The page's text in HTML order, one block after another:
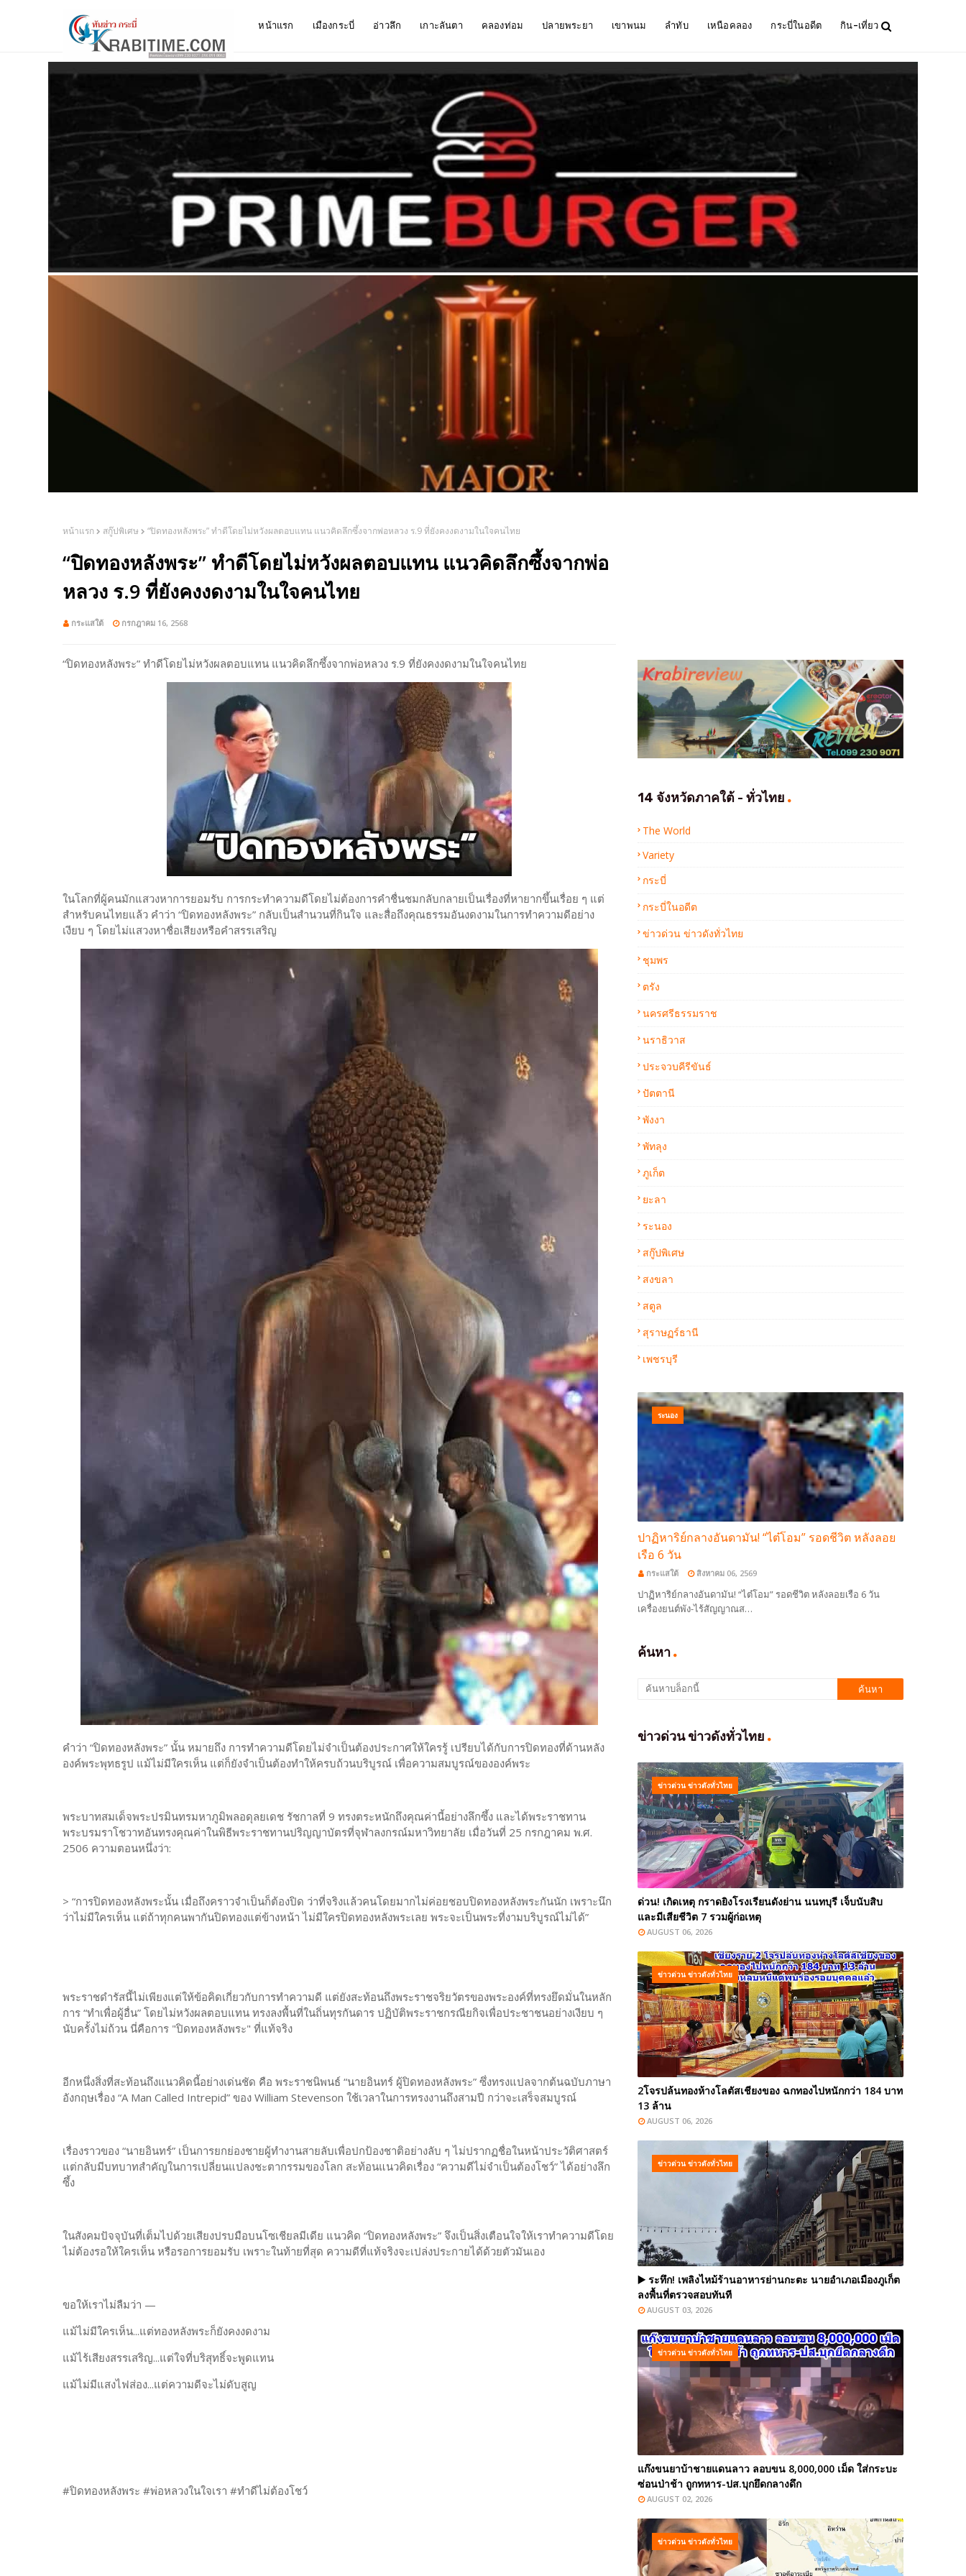
หน้าแรก เมืองกระบี่ อ่าวลึก เกาะลันตา คลองท่อม ปลายพระยา เขาพนม ลำทับ เหนือคลอง กระบี่ในอดีต กิน-เที่ยว
หน้าแรก สกู๊ปพิเศษ “ปิดทองหลังพระ” ทำดีโดยไม่หวังผลตอบแทน แนวคิดลึกซึ้งจากพ่อหลวง ร.9 ที่ยังคงงดงามในใจคนไทย
“ปิดทองหลังพระ” ทำดีโดยไม่หวังผลตอบแทน แนวคิดลึกซึ้งจากพ่อ
หลวง ร.9 ที่ยังคงงดงามในใจคนไทย
กระแสใต้ กรกฎาคม 16, 2568
“ปิดทองหลังพระ” ทำดีโดยไม่หวังผลตอบแทน แนวคิดลึกซึ้งจากพ่อหลวง ร.9 ที่ยังคงงดงามในใจคนไทย
ในโลกที่ผู้คนมักแสวงหาการยอมรับ การกระทำความดีโดยไม่ต้องการคำชื่นชมกลับกลายเป็นเรื่องที่หายากขึ้นเรื่อย ๆ แต่
สำหรับคนไทยแล้ว คำว่า “ปิดทองหลังพระ” กลับเป็นสำนวนที่กินใจ และสื่อถึงคุณธรรมอันงดงามในการทำความดีอย่าง
เงียบ ๆ โดยไม่แสวงหาชื่อเสียงหรือคำสรรเสริญ
คำว่า “ปิดทองหลังพระ” นั้น หมายถึง การทำความดีโดยไม่จำเป็นต้องประกาศให้ใครรู้ เปรียบได้กับการปิดทองที่ด้านหลัง
องค์พระพุทธรูป แม้ไม่มีใครเห็น แต่ก็ยังจำเป็นต้องทำให้ครบถ้วนบริบูรณ์ เพื่อความสมบูรณ์ขององค์พระ
พระบาทสมเด็จพระปรมินทรมหาภูมิพลอดุลยเดช รัชกาลที่ 9 ทรงตระหนักถึงคุณค่านี้อย่างลึกซึ้ง และได้พระราชทาน
พระบรมราโชวาทอันทรงคุณค่าในพิธีพระราชทานปริญญาบัตรที่จุฬาลงกรณ์มหาวิทยาลัย เมื่อวันที่ 25 กรกฎาคม พ.ศ.
2506 ความตอนหนึ่งว่า:
> “การปิดทองหลังพระนั้น เมื่อถึงคราวจำเป็นก็ต้องปิด ว่าที่จริงแล้วคนโดยมากไม่ค่อยชอบปิดทองหลังพระกันนัก เพราะนึก
ว่าไม่มีใครเห็น แต่ถ้าทุกคนพากันปิดทองแต่ข้างหน้า ไม่มีใครปิดทองหลังพระเลย พระจะเป็นพระที่งามบริบูรณ์ไม่ได้”
พระราชดำรัสนี้ไม่เพียงแต่ให้ข้อคิดเกี่ยวกับการทำความดี แต่ยังสะท้อนถึงพระราชจริยวัตรของพระองค์ที่ทรงยึดมั่นในหลัก
การ “ทำเพื่อผู้อื่น” โดยไม่หวังผลตอบแทน ทรงลงพื้นที่ในถิ่นทุรกันดาร ปฏิบัติพระราชกรณียกิจเพื่อประชาชนอย่างเงียบ ๆ
นับครั้งไม่ถ้วน นี่คือการ "ปิดทองหลังพระ" ที่แท้จริง
อีกหนึ่งสิ่งที่สะท้อนถึงแนวคิดนี้อย่างเด่นชัด คือ พระราชนิพนธ์ “นายอินทร์ ผู้ปิดทองหลังพระ” ซึ่งทรงแปลจากต้นฉบับภาษา
อังกฤษเรื่อง “A Man Called Intrepid” ของ William Stevenson ใช้เวลาในการทรงงานถึงสามปี กว่าจะเสร็จสมบูรณ์
เรื่องราวของ “นายอินทร์” เป็นการยกย่องชายผู้ทำงานสายลับเพื่อปกป้องชาติอย่างลับ ๆ ไม่ปรากฏชื่อในหน้าประวัติศาสตร์
แต่กลับมีบทบาทสำคัญในการเปลี่ยนแปลงชะตากรรมของโลก สะท้อนแนวคิดเรื่อง “ความดีไม่จำเป็นต้องโชว์” ได้อย่างลึก
ซึ้ง
ในสังคมปัจจุบันที่เต็มไปด้วยเสียงปรบมือบนโซเชียลมีเดีย แนวคิด “ปิดทองหลังพระ” จึงเป็นสิ่งเตือนใจให้เราทำความดีโดย
ไม่ต้องรอให้ใครเห็น หรือรอการยอมรับ เพราะในท้ายที่สุด ความดีที่แท้จริงจะเปล่งประกายได้ด้วยตัวมันเอง
ขอให้เราไม่ลืมว่า —
แม้ไม่มีใครเห็น...แต่ทองหลังพระก็ยังคงงดงาม
แม้ไร้เสียงสรรเสริญ...แต่ใจที่บริสุทธิ์จะพูดแทน
แม้ไม่มีแสงไฟส่อง...แต่ความดีจะไม่ดับสูญ
#ปิดทองหลังพระ #พ่อหลวงในใจเรา #ทำดีไม่ต้องโชว์
14 จังหวัดภาคใต้ - ทั่วไทย
The World
Variety
กระบี่
กระบี่ในอดีต
ข่าวด่วน ข่าวดังทั่วไทย
ชุมพร
ตรัง
นครศรีธรรมราช
นราธิวาส
ประจวบคีรีขันธ์
ปัตตานี
พังงา
พัทลุง
ภูเก็ต
ยะลา
ระนอง
สกู๊ปพิเศษ
สงขลา
สตูล
สุราษฏร์ธานี
เพชรบุรี
ระนอง
ปาฏิหาริย์กลางอันดามัน! “ไต๋โอม” รอดชีวิต หลังลอย
เรือ 6 วัน
กระแสใต้ สิงหาคม 06, 2569
ปาฏิหาริย์กลางอันดามัน! “ไต๋โอม” รอดชีวิต หลังลอยเรือ 6 วัน
เครื่องยนต์พัง-ไร้สัญญาณส…
ค้นหา
ข่าวด่วน ข่าวดังทั่วไทย
ข่าวด่วน ข่าวดังทั่วไทย
ด่วน! เกิดเหตุ กราดยิงโรงเรียนดังย่าน นนทบุรี เจ็บนับสิบ
และมีเสียชีวิต 7 รวมผู้ก่อเหตุ
AUGUST 06, 2026
ข่าวด่วน ข่าวดังทั่วไทย
2โจรปล้นทองห้างโลตัสเชียงของ ฉกทองไปหนักกว่า 184 บาท
13 ล้าน
AUGUST 06, 2026
ข่าวด่วน ข่าวดังทั่วไทย
▶️ ระทึก! เพลิงไหม้ร้านอาหารย่านกะตะ นายอำเภอเมืองภูเก็ต
ลงพื้นที่ตรวจสอบทันที
AUGUST 03, 2026
ข่าวด่วน ข่าวดังทั่วไทย
แก๊งขนยาบ้าชายแดนลาว ลอบขน 8,000,000 เม็ด ใส่กระบะ
ซ่อนป่าช้า ถูกทหาร-ปส.บุกยึดกลางดึก
AUGUST 02, 2026
ข่าวด่วน ข่าวดังทั่วไทย